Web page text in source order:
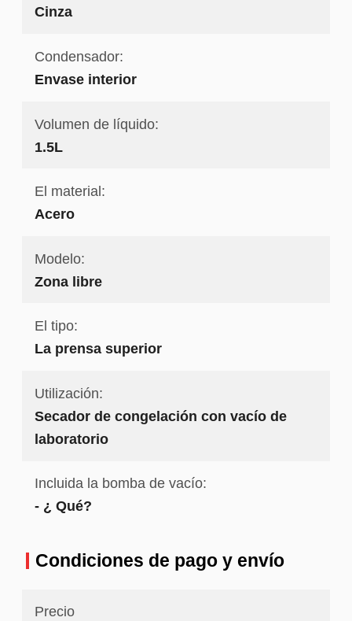
Cinza
Condensador:
Envase interior
Volumen de líquido:
1.5L
El material:
Acero
Modelo:
Zona libre
El tipo:
La prensa superior
Utilización:
Secador de congelación con vacío de
laboratorio
Incluida la bomba de vacío:
- ¿ Qué?
Condiciones de pago y envío
Precio